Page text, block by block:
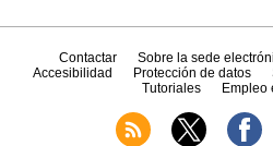
Contactar Sobre la sede
Accesibilidad
Protección de datos
Tutoriales
Empleo